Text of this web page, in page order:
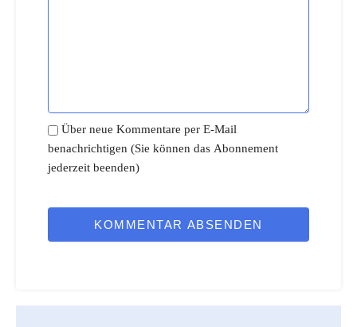
Über neue Kommentare per E-Mail
benachrichtigen (Sie können das Abonnement
jederzeit beenden)
KOMMENTAR ABSENDEN